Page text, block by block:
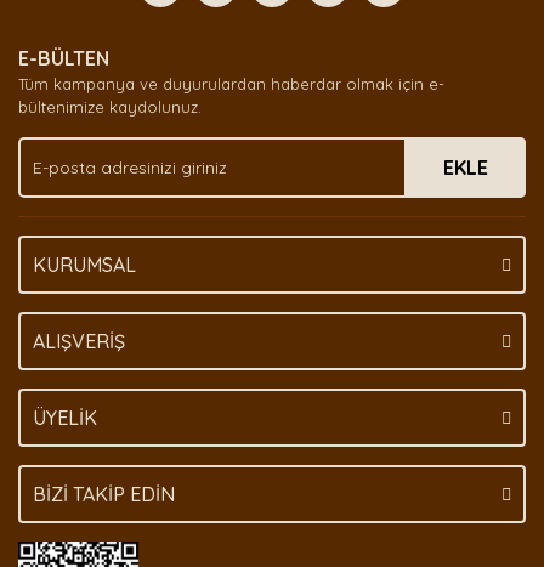
Yorum Yaz
Ürün açıklamasında eksik bilgiler bulunuyor.
Ürün bilgilerinde hatalar bulunuyor.
Ürün fiyatı diğer sitelerden daha pahalı.
Bu ürüne benzer farklı alternatifler olmalı.
E-BÜLTEN
Tüm kampanya ve duyurulardan haberdar olmak için e-
bültenimize kaydolunuz.
EKLE
KURUMSAL
ALIŞVERİŞ
ÜYELİK
BİZİ TAKİP EDİN